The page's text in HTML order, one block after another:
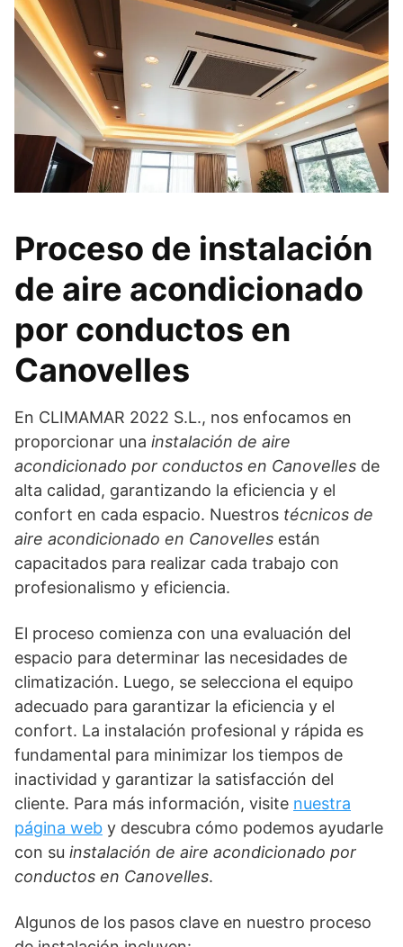
Proceso de instalación
de aire acondicionado
por conductos en
Canovelles
En CLIMAMAR 2022 S.L., nos enfocamos en
proporcionar una instalación de aire
acondicionado por conductos en Canovelles de
alta calidad, garantizando la eficiencia y el
confort en cada espacio. Nuestros técnicos de
aire acondicionado en Canovelles están
capacitados para realizar cada trabajo con
profesionalismo y eficiencia.
El proceso comienza con una evaluación del
espacio para determinar las necesidades de
climatización. Luego, se selecciona el equipo
adecuado para garantizar la eficiencia y el
confort. La instalación profesional y rápida es
fundamental para minimizar los tiempos de
inactividad y garantizar la satisfacción del
cliente. Para más información, visite nuestra
página web y descubra cómo podemos ayudarle
con su instalación de aire acondicionado por
conductos en Canovelles.
Algunos de los pasos clave en nuestro proceso